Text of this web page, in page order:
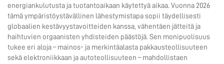
energiankulutusta ja tuotantoaikaan käytettyä aikaa. Vuonna 2026
tämä ympäristöystävällinen lähestymistapa sopii täydellisesti
globaalien kestävyystavoitteiden kanssa, vähentäen jätteitä ja
haihtuvien orgaanisten yhdisteiden päästöjä. Sen monipuolisuus
tukee eri aloja – mainos- ja merkintäalasta pakkausteollisuuteen
sekä elektroniikkaan ja autoteollisuuteen – mahdollistaen